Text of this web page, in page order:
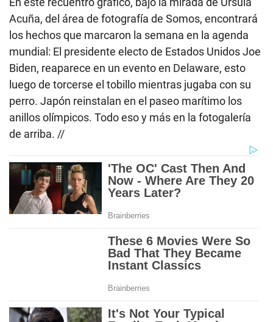
Acuña, del área de fotografía de Somos, encontrará
los hechos que marcaron la semana en la agenda
mundial: El presidente electo de Estados Unidos Joe
Biden, reaparece en un evento en Delaware, esto
luego de torcerse el tobillo mientras jugaba con su
perro. Japón reinstalan en el paseo marítimo los
anillos olímpicos. Todo eso y más en la fotogalería
de arriba. //